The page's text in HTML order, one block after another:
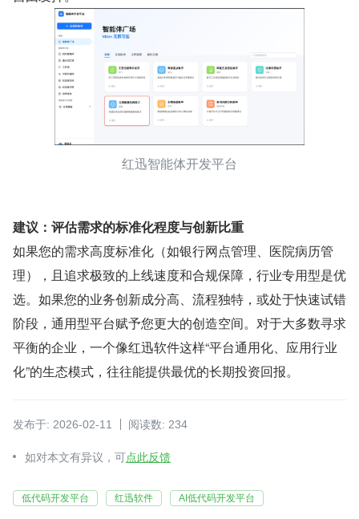
红迅智能体开发平台
建议：评估需求的标准化程度与创新比重
如果您的需求高度标准化（如银行网点管理、医院病历管
理），且追求极致的上线速度和合规保障，行业专用型是优
选。如果您的业务创新成分高、流程独特，或处于快速试错
阶段，通用型平台赋予您更大的创造空间。对于大多数寻求
平衡的企业，一个像红迅软件这样“平台通用化、应用行业
化”的生态模式，往往能提供最优的长期投资回报。
发布于: 2026-02-11 阅读数: 234
如对本文有异议，可点此反馈
低代码开发平台 红迅软件 AI低代码开发平台